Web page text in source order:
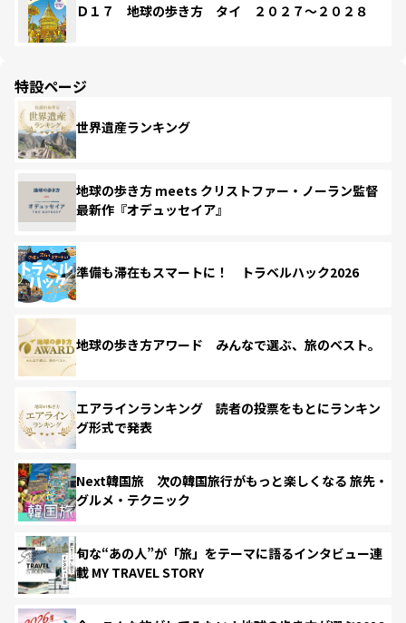
Ｄ１７ 地球の歩き方 タイ ２０２７～２０２８
特設ページ
世界遺産ランキング
地球の歩き方 meets クリストファー・ノーラン監督
最新作『オデュッセイア』
準備も滞在もスマートに！ トラベルハック2026
地球の歩き方アワード みんなで選ぶ、旅のベスト。
エアラインランキング 読者の投票をもとにランキン
グ形式で発表
Next韓国旅 次の韓国旅行がもっと楽しくなる 旅先・
グルメ・テクニック
旬な“あの人”が「旅」をテーマに語るインタビュー連
載 MY TRAVEL STORY